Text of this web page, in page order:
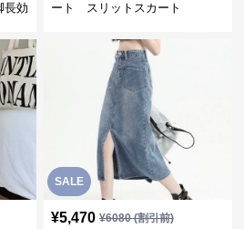
長効
ート スリットスカート
SALE
¥5,470 ¥6080(割引前)